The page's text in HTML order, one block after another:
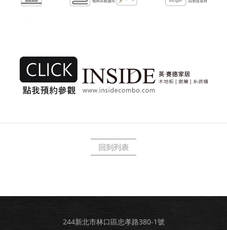
回到列表
244新北市林口區忠孝路380-1號